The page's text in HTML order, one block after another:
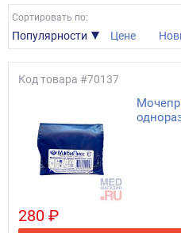
Сортировать по:
Популярности Цене
Код товара #70137
280 ₽